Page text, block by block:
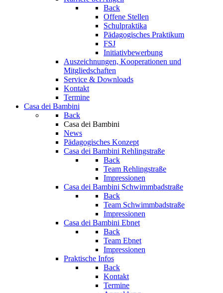
Back
Offene Stellen
Schulpraktika
Pädagogisches Praktikum
FSJ
Initiativbewerbung
Auszeichnungen, Kooperationen und
Mitgliedschaften
Service & Downloads
Kontakt
Termine
Casa dei Bambini
Back
Casa dei Bambini
News
Pädagogisches Konzept
Casa dei Bambini Rehlingstraße
Back
Team Rehlingstraße
Impressionen
Casa dei Bambini Schwimmbadstraße
Back
Team Schwimmbadstraße
Impressionen
Casa dei Bambini Ebnet
Back
Team Ebnet
Impressionen
Praktische Infos
Back
Kontakt
Termine